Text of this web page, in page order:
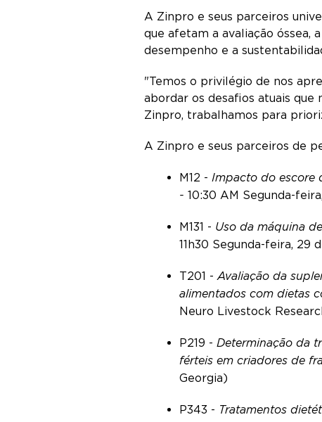
A Zinpro e seus parceiros
que afetam a avaliação óssea,
desempenho e a
"Temos o privilégio de nos
abordar os desafios atuais
Zinpro, trabalhamos para
A Zinpro e seus parceiros de
M12 - Impacto do escore
- 10:30 AM Segunda-
M131 - Uso da máquina
11h30 Segunda-feira, 29
T201 -Avaliação da
alimentados com dietas
Neuro Livestock
P219 - Determinação da
férteis em criadores de
Georgia)
P343 - Tratamentos